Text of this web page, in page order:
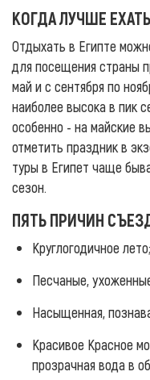
КОГДА ЛУЧШЕ
Отдыхать в Египте
для посещения страны
май и с сентября по
наиболее высока в пик
особенно - на майские
отметить праздник в
туры в Египет чаще
сезон.
ПЯТЬ ПРИЧИН
Круглогодичное лето;
Песчаные,
Насыщенная,
Красивое Красное
прозрачная вода в